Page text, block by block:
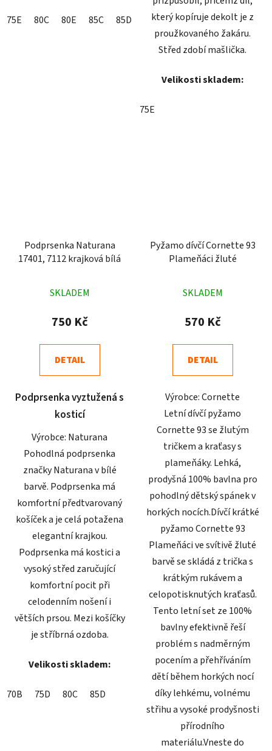
75E 80C 80E 85C 85D 85F 90C 90E 90F
který kopíruje dekolt je z
proužkovaného žakáru.
Střed zdobí mašlička.
Velikosti skladem:
75E
Podprsenka Naturana
17401, 7112 krajková bílá
hodnocení
produktu
5,0
z
hvězdiček.
SKLADEM
750 Kč
DETAIL
Podprsenka vyztužená s
kosticí
Výrobce: Naturana
Pohodlná podprsenka
značky Naturana v bílé
barvě. Podprsenka má
komfortní předtvarovaný
košíček a je celá potažena
elegantní krajkou.
Podprsenka má kostici a
vysoký střed zaručující
komfortní pocit při
celodenním nošení i
větších prsou. Mezi košíčky
je stříbrná ozdoba.
Velikosti skladem:
70B 75D 80C 85D
Pyžamo dívčí Cornette 93
Plameňáci žluté
hodnocení
produktu
4,7
z
hvězdiček.
SKLADEM
570 Kč
DETAIL
Výrobce: Cornette
Letní dívčí pyžamo
Cornette 93 se žlutým
tričkem a kraťasy s
plameňáky. Lehká,
prodyšná 100% bavlna pro
pohodlný dětský spánek v
horkých nocích.Dívčí krátké
pyžamo Cornette 93
Plameňáci ve svítivě žluté
barvě se skládá z trička s
krátkým rukávem a
celopotisknutých kraťasů.
Tento letní set ze 100%
bavlny efektivně řeší
problém s nadměrným
pocením a přehříváním
dětí během horkých nocí
díky lehkému, volnému
střihu a vysoké prodyšnosti
přírodního
materiálu.Vneste do